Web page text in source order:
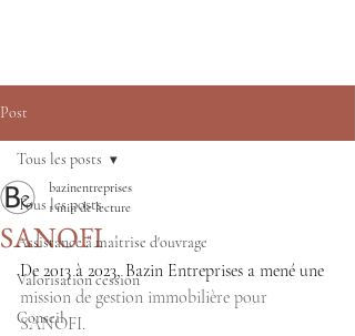
Post
Tous les posts
Assistance à maîtrise d'ouvrage
Valorisation cession
Conseil
Tous les posts
SANOFI
bazinentreprises
1 min de lecture
De 2013 à 2023, Bazin Entreprises a mené une
mission de gestion immobilière pour
SANOFI.